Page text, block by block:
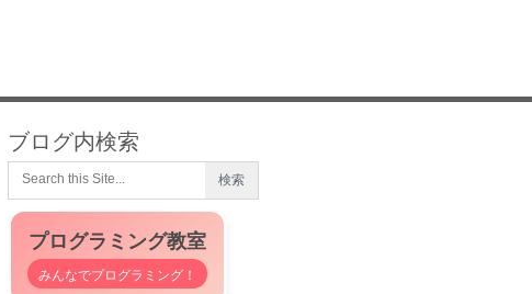
ブログ内検索
プログラミング教室
みんなでプログラミング！